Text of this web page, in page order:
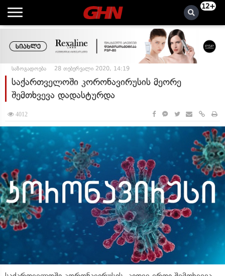
12+
საზოგადოება 28 თებერვალი 2020, 14:19
საქართველოში კორონავირუსის მეორე
შემთხვევა დადასტურდა
4012